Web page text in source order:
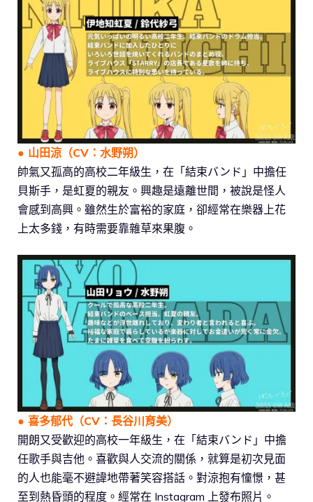
● 山田涼 （CV：水野朔）
帥氣又孤高的高校二年級生，在「結束バンド」中擔任
貝斯手，是虹夏的親友。興趣是遠離世間，被說是怪人
會感到高興。雖然生於富裕的家庭，卻經常在樂器上花
上太多錢，有時需要靠雜草來果腹。
● 喜多郁代（CV：長谷川育美）
開朗又受歡迎的高校一年級生，在「結束バンド」中擔
任歌手與吉他。喜歡與人交流的關係，就算是初次見面
的人也能毫不避諱地帶著笑容搭話。對涼抱有憧憬，甚
至到熱昏頭的程度。經常在 Instagram 上發布照片。